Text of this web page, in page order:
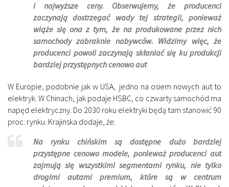
i najwyższe ceny. Obserwujemy, że producenci
zaczynają dostrzegać wady tej strategii, ponieważ
wiąże się ona z tym, że na produkowane przez nich
samochody zabraknie nabywców. Widzimy więc, że
producenci powoli zaczynają skłaniać się ku produkcji
bardziej przystępnych cenowo aut
W Europie, podobnie jak w USA, jedno na osiem nowych aut to
elektryk. W Chinach, jak podaje HSBC, co czwarty samochód ma
napęd elektryczny. Do 2030 roku elektryki będą tam stanowić 90
proc. rynku. Krajinska dodaje, że:
Na rynku chińskim są dostępne dużo bardziej
przystępne cenowo modele, ponieważ producenci aut
zajmują się wszystkimi segmentami rynku, nie tylko
drogimi autami premium, które są w centrum